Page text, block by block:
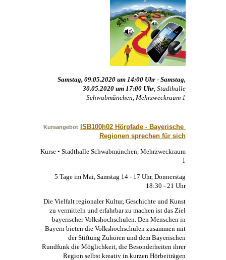
Samstag, 09.05.2020 um 14:00 Uhr - Samstag,
30.05.2020 um 17:00 Uhr , Stadthalle
Schwabmünchen, Mehrzweckraum 1
Kursangebot
ISB100h02 Hörpfade - Bayerische
Regionen sprechen für sich
Kurse • Stadthalle Schwabmünchen, Mehrzweckraum
1
5 Tage im Mai, Samstag 14 - 17 Uhr, Donnerstag
18:30 - 21 Uhr
Die Vielfalt regionaler Kultur, Geschichte und Kunst
zu vermitteln und erfahrbar zu machen ist das Ziel
bayerischer Volkshochschulen. Den Menschen in
Bayern bieten die Volkshochschulen zusammen mit
der Stiftung Zuhören und dem Bayerischen
Rundfunk die Möglichkeit, die Besonderheiten ihrer
Region selbst kreativ in kurzen Hörbeiträgen